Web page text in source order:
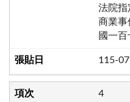
法院指
商業
國一百
115-
4